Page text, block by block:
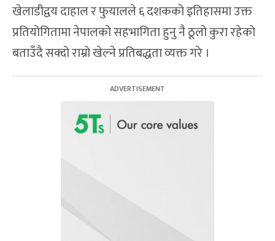
खेलाडीद्वय दाहाल र फुयालले ६ दशकको इतिहासमा उक्त
प्रतियोगितामा नेपालको सहभागिता हुनु नै ठूलो कुरा रहेको
बताउँदै सक्दो राम्रो खेल्ने प्रतिबद्धता व्यक्त गरे ।